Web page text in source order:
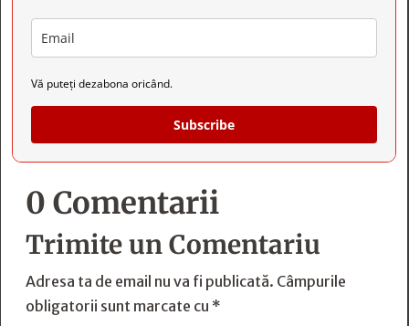
Vă puteți dezabona oricând.
Subscribe
0 Comentarii
Trimite un Comentariu
Adresa ta de email nu va fi publicată. Câmpurile
obligatorii sunt marcate cu *